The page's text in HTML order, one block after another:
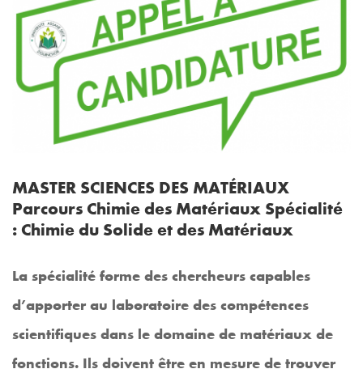
MASTER SCIENCES DES MATÉRIAUX
Parcours Chimie des Matériaux Spécialité
: Chimie du Solide et des Matériaux
La spécialité forme des chercheurs capables
d’apporter au laboratoire des compétences
scientifiques dans le domaine de matériaux de
fonctions. Ils doivent être en mesure de trouver